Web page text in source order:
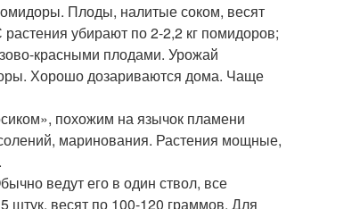
Плоды, налитые соком, весят
убирают по 2-2,2 кг помидоров;
красными плодами. Урожай
Хорошо дозариваются дома. Чаще
похожим на язычок пламени
маринования. Растения мощные,
ведут его в один ствол, все
весят по 100-120 граммов. Для